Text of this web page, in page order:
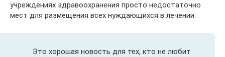
учреждениях здравоохранения просто недостаточно
мест для размещения всех нуждающихся в лечении.
Это хорошая новость для тех, кто не любит